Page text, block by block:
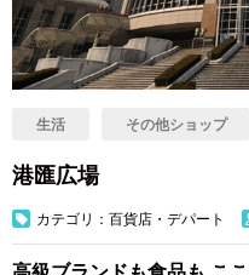
生活 その他ショップ
港匯広場
カテゴリ：百貨店・デパート